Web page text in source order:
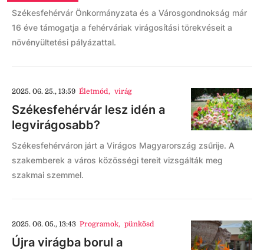
Székesfehérvár Önkormányzata és a Városgondnokság már
16 éve támogatja a fehérváriak virágosítási törekvéseit a
növényültetési pályázattal.
2025. 06. 25., 13:59 Életmód, virág
Székesfehérvár lesz idén a
legvirágosabb?
Székesfehérváron járt a Virágos Magyarország zsűrije. A
szakemberek a város közösségi tereit vizsgálták meg
szakmai szemmel.
2025. 06. 05., 13:43 Programok, pünkösd
Újra virágba borul a